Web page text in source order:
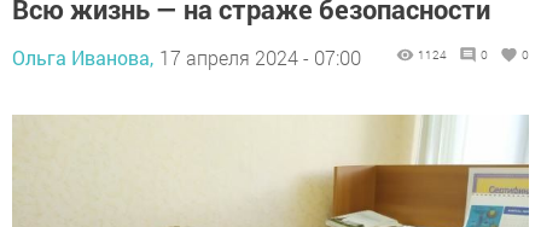
Всю жизнь — на страже безопасности
Ольга Иванова, 17 апреля 2024 - 07:00 1124 0 0